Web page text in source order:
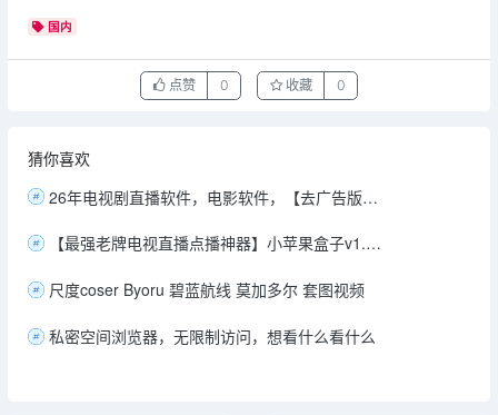
国内
点赞 0 收藏 0
猜你喜欢
26年电视剧直播软件，电影软件，【去广告版无购物台】高清流畅完全免费看[1.9GB]
【最强老牌电视直播点播神器】小苹果盒子v1.6.2丨拒绝捐赠版 TV端影视 去捐赠弹窗多源流畅播放【37M】
尺度coser Byoru 碧蓝航线 莫加多尔 套图视频
私密空间浏览器，无限制访问，想看什么看什么